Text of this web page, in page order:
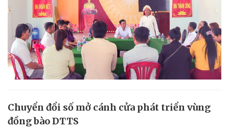
Chuyển đổi số mở cánh cửa phát triển vùng
đồng bào DTTS